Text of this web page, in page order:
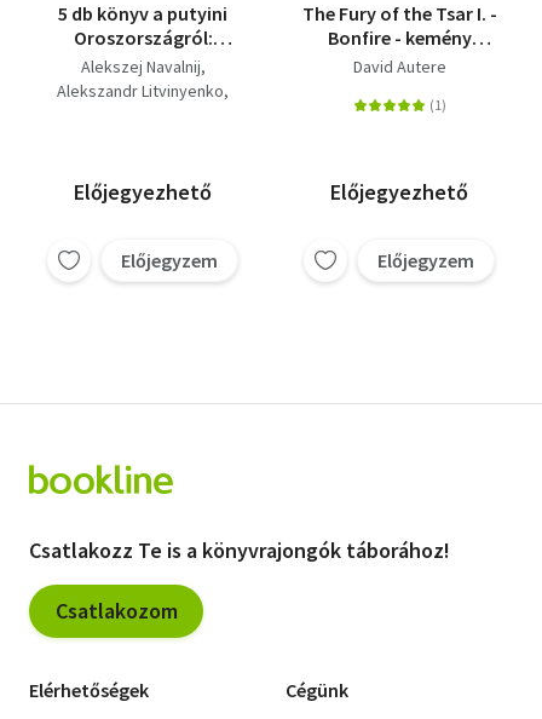
5 db könyv a putyini
Oroszországról:
Hazafi + Navalnij -
Putyin végzete,
Litvinyenko
megmérgezése és a
Hálózat felrobbantja
Oroszországot - A
Alekszej Navalnij
Alekszandr Litvinyenko
Ben Noble David Autere
Előjegyezhető
Előjegyzem
The Fury of the Tsar I. -
Bonfire - kemény
kötés
David Autere
Előjegyezhető
Előjegyzem
Csatlakozz Te is a könyvrajongók táborához!
Csatlakozom
Elérhetőségek Cégünk